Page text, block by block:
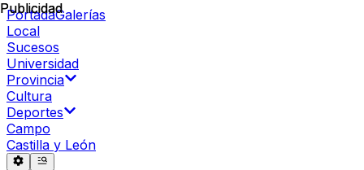
PortadaGalerías
Local
Sucesos
Universidad
Provincia
Cultura
Deportes
Campo
Castilla y León
Publicidad
Publicidad